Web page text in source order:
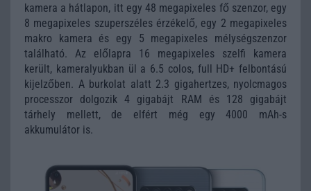
kamera a hátlapon, itt egy 48 megapixeles fő szenzor, egy
8 megapixeles szuperszéles érzékelő, egy 2 megapixeles
makro kamera és egy 5 megapixeles mélységszenzor
található. Az előlapra 16 megapixeles szelfi kamera
került, kameralyukban ül a 6.5 colos, full HD+ felbontású
kijelzőben. A burkolat alatt 2.3 gigahertzes, nyolcmagos
processzor dolgozik 4 gigabájt RAM és 128 gigabájt
tárhely mellett, de elfért még egy 4000 mAh-s
akkumulátor is.